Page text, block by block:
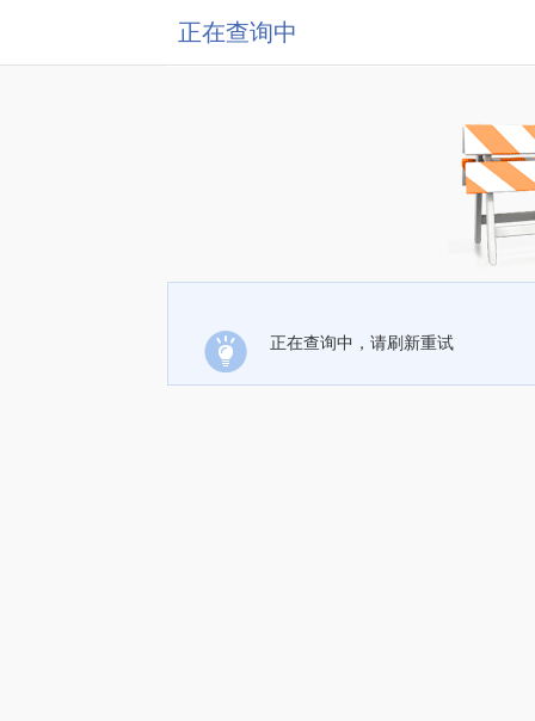
正在查询中
正在查询中，请刷新重试